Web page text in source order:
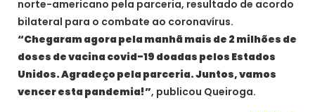
norte-americano pela parceria, resultado de acordo
bilateral para o combate ao coronavírus.
“Chegaram agora pela manhã mais de 2 milhões de
doses de vacina covid-19 doadas pelos Estados
Unidos. Agradeço pela parceria. Juntos, vamos
vencer esta pandemia!”, publicou Queiroga.